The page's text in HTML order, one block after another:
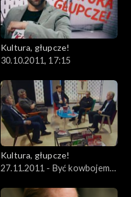
Kultura, głupcze!
30.10.2011, 17:15
Kultura, głupcze!
27.11.2011 - Być kowbojem